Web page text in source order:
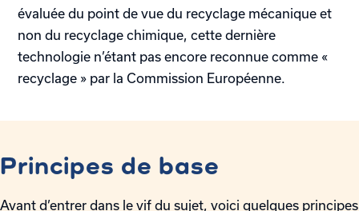
évaluée du point de vue du recyclage mécanique et
non du recyclage chimique, cette dernière
technologie n’étant pas encore reconnue comme «
recyclage » par la Commission Européenne.
Principes de base
Avant d’entrer dans le vif du sujet, voici quelques principes